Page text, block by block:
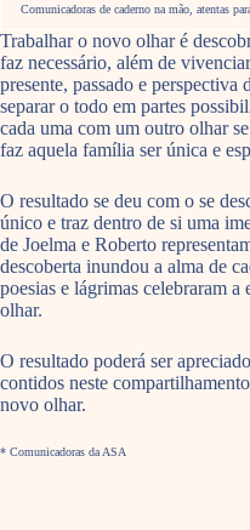
Comunicadoras de caderno na mão, atentas
Trabalhar o novo olhar é
faz necessário, além de
presente, passado e
separar o todo em partes
cada uma com um outro olhar
faz aquela família ser única e
O resultado se deu com o se
único e traz dentro de si uma
de Joelma e Roberto
descoberta inundou a alma de
poesias e lágrimas celebraram
olhar.
O resultado poderá ser
contidos neste
novo olhar.
* Comunicadoras da ASA